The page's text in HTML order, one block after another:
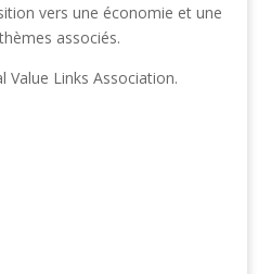
vers une économie et une
associés.
Value Links Association.